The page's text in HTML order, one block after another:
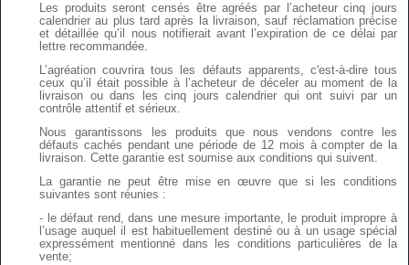
Les produits seront censés être agréés par l’acheteur cinq jours
calendrier au plus tard après la livraison, sauf réclamation précise
et détaillée qu’il nous notifierait avant l’expiration de ce délai par
lettre recommandée.
L’agréation couvrira tous les défauts apparents, c'est-à-dire tous
ceux qu’il était possible à l’acheteur de déceler au moment de la
livraison ou dans les cinq jours calendrier qui ont suivi par un
contrôle attentif et sérieux.
Nous garantissons les produits que nous vendons contre les
défauts cachés pendant une période de 12 mois à compter de la
livraison. Cette garantie est soumise aux conditions qui suivent.
La garantie ne peut être mise en œuvre que si les conditions
suivantes sont réunies :
- le défaut rend, dans une mesure importante, le produit impropre à
l’usage auquel il est habituellement destiné ou à un usage spécial
expressément mentionné dans les conditions particulières de la
vente;